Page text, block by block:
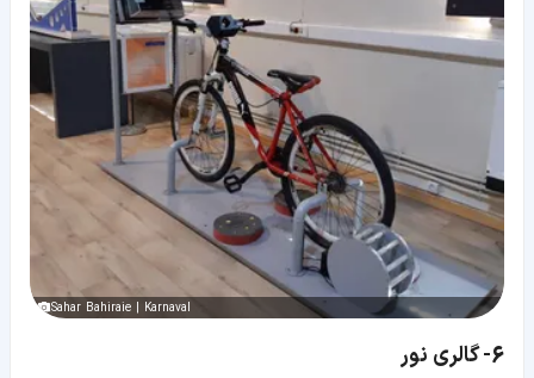
Sahar Bahiraie | Karnaval
6- گالری نور